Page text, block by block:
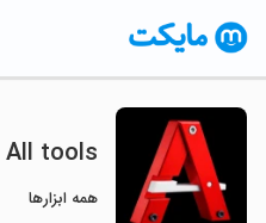
All tools
همه ابزارها